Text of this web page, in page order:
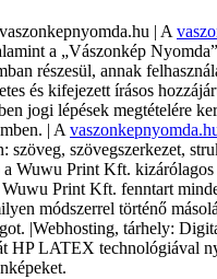
| A
a „Vászonkép
részesül, annak
és kifejezett írásos
jogi lépések megtételére
| A
szöveg, szövegszerkezet,
Wuwu Print Kft. kizárólagos
Print Kft. fenntart
módszerrel történő
|Webhosting, tárhely:
HP LATEX technológiával